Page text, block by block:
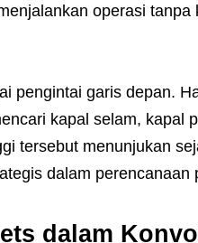
operasi tanpa
pengintai garis depan.
kapal selam, kapal
tersebut menunjukan
dalam perencanaan
dalam